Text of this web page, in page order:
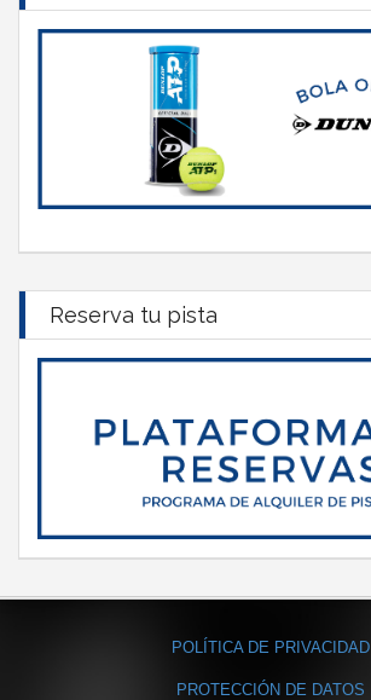
Reserva tu pista
POLÍTICA DE PRIVACIDAD
PROTECCIÓN DE DATOS